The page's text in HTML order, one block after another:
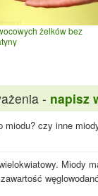
żelków bez
- napisz
miodu? czy inne
Miody